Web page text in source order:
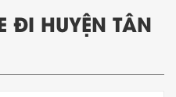
ĐI HUYỆN TÂN